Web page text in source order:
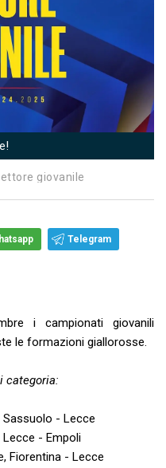
giovanile
Telegram
i campionati giovanili
le formazioni giallorosse.
categoria:
- Lecce
- Empoli
Fiorentina - Lecce